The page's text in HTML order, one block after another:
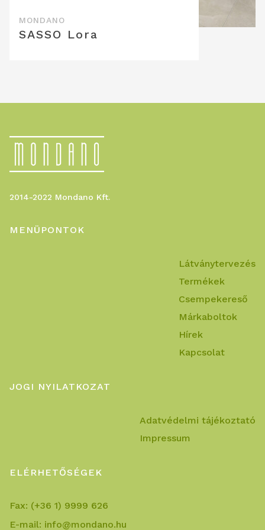
SASSO Lora
2014-2022 Mondano Kft.
MENÜPONTOK
Látványtervezés
Termékek
Csempekereső
Márkaboltok
Hírek
Kapcsolat
JOGI NYILATKOZAT
Adatvédelmi tájékoztató
Impressum
ELÉRHETŐSÉGEK
Fax: (+36 1) 9999 626
E-mail: info@mondano.hu